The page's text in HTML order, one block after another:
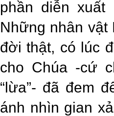
phần diễn
Những nhân
đời thật, có lúc
cho Chúa -cứ
“lừa”- đã đem
ánh nhìn gian